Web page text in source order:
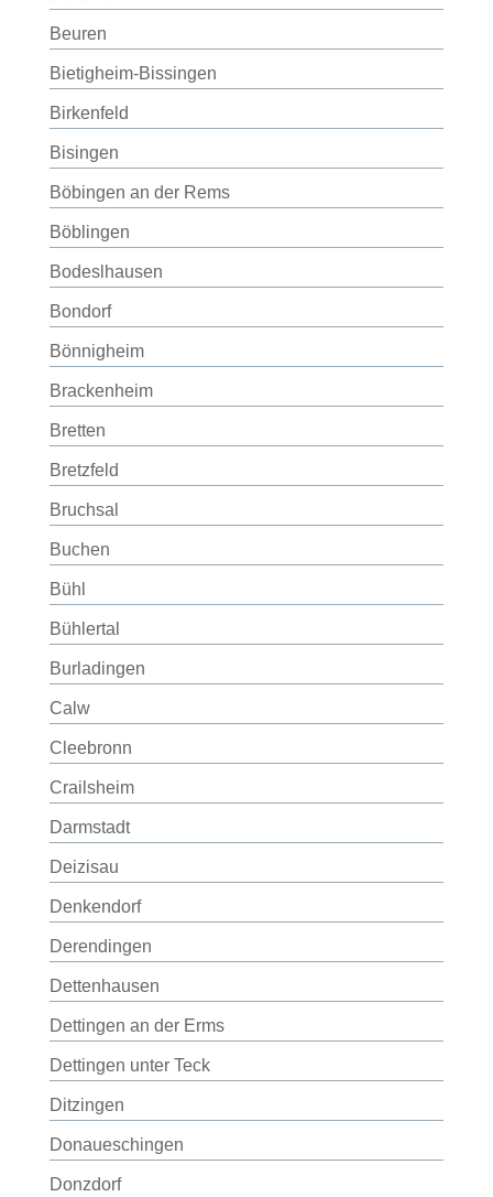
Beuren
Bietigheim-Bissingen
Birkenfeld
Bisingen
Böbingen an der Rems
Böblingen
Bodeslhausen
Bondorf
Bönnigheim
Brackenheim
Bretten
Bretzfeld
Bruchsal
Buchen
Bühl
Bühlertal
Burladingen
Calw
Cleebronn
Crailsheim
Darmstadt
Deizisau
Denkendorf
Derendingen
Dettenhausen
Dettingen an der Erms
Dettingen unter Teck
Ditzingen
Donaueschingen
Donzdorf